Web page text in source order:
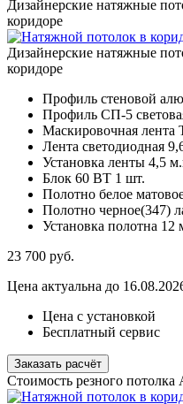
Дизайнерские натяжные
коридоре
Дизайнерские натяжные
коридоре
Профиль стеновой
Профиль СП-5
Маскировочная лента
Лента светодиодная
Установка ленты 4,5
Блок 60 ВТ 1 шт.
Полотно белое
Полотно черное(347)
Установка полотна 12
23 700 руб.
Цена актуальна до
Цена с установкой
Бесплатный сервис
Заказать расчёт
Стоимость резного потолка